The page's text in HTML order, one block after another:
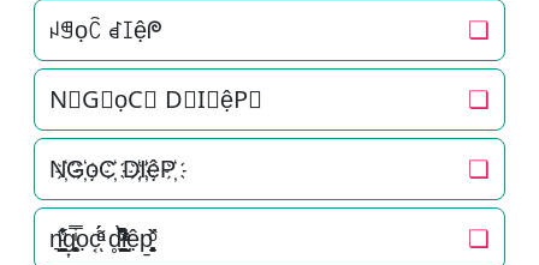
ꈤꁅọꉓ ꀸꀤệᖘ ❏
N⃟G⃟ọC⃟ D⃟I⃟ệP⃟ ❏
N҉G҉ọC҉ D҉I҉ệP҉ ❏
n͉̠̙͉̗̺̋̋̔ͧ̊g͎͚̥͎͔͕ͥ̿ọc͔ͣͦ́́͂ͅ d̥̝̮͙͈͂̐̇ͮ̏̔̀̚ͅi̞̟̫̺ͭ̒ͭͣệp̱̱̬̻̞̩͎̌ͦ̏ ❏